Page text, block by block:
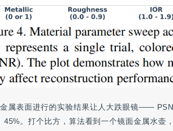
属表面进行的实验结果让人大跌眼镜——
45%。打个比方，算法看到一个镜面金属水壶